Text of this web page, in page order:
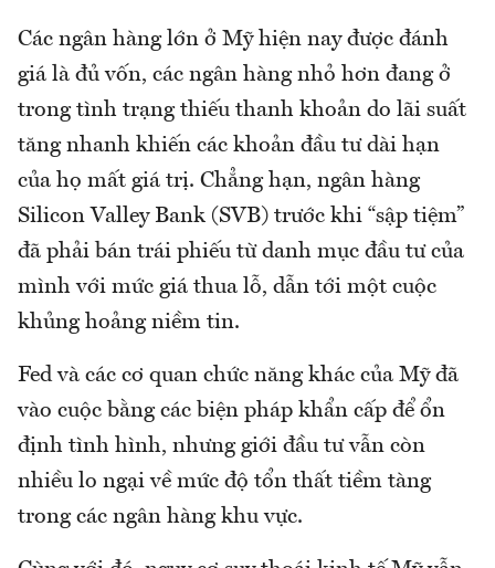
Các ngân hàng lớn ở Mỹ hiện nay được đánh
giá là đủ vốn, các ngân hàng nhỏ hơn đang ở
trong tình trạng thiếu thanh khoản do lãi suất
tăng nhanh khiến các khoản đầu tư dài hạn
của họ mất giá trị. Chẳng hạn, ngân hàng
Silicon Valley Bank (SVB) trước khi “sập tiệm”
đã phải bán trái phiếu từ danh mục đầu tư của
mình với mức giá thua lỗ, dẫn tới một cuộc
khủng hoảng niềm tin.
Fed và các cơ quan chức năng khác của Mỹ đã
vào cuộc bằng các biện pháp khẩn cấp để ổn
định tình hình, nhưng giới đầu tư vẫn còn
nhiều lo ngại về mức độ tổn thất tiềm tàng
trong các ngân hàng khu vực.